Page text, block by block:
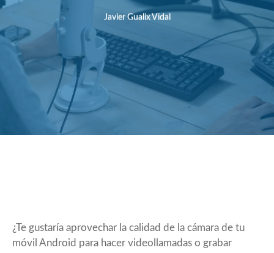
Javier Gualix Vidal
¿Te gustaría aprovechar la calidad de la cámara de tu
móvil Android para hacer videollamadas o grabar